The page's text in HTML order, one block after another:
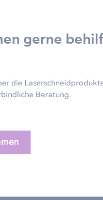
gerne
die
Beratung.